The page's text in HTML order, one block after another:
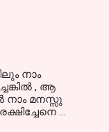
നാം
, ആ
നാം മനസ്സു
...